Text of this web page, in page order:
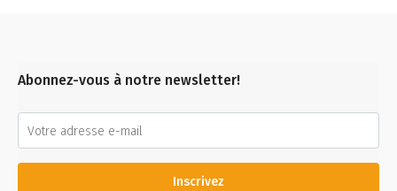
Abonnez-vous à notre newsletter!
Inscrivez